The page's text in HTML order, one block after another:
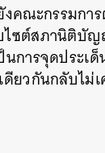
คณะกรรมกา
ซต์สภานิติบั
การจุดประเ
วกันกลับไม่เ